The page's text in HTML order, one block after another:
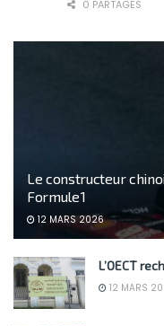
0 PARTAGES
Le constructeur
Formule 1
12 MARS 2026
L’OECT
12 MARS